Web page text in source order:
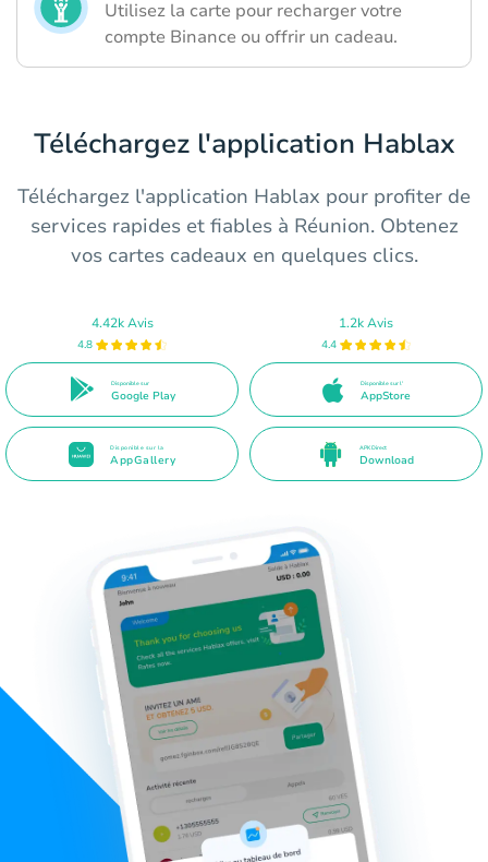
Utilisez la carte pour recharger votre
compte Binance ou offrir un cadeau.
Téléchargez l'application Hablax
Téléchargez l'application Hablax pour profiter de
services rapides et fiables à Réunion. Obtenez
vos cartes cadeaux en quelques clics.
4.42k Avis
4.8
Disponible sur
Google Play
1.2k Avis
4.4
Disponible sur l'
AppStore
Disponible sur la
AppGallery
APK Direct
Download